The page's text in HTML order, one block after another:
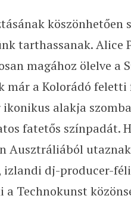
köszönhetően
tarthassanak. Alice
magához ölelve a
már a Kolorádó feletti
alakja
fatetős színpadát.
Ausztráliából
dj-producer-
Technokunst